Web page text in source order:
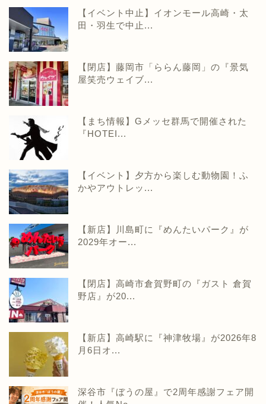
【イベント中止】イオンモール高崎・太
田・羽生で中止...
【閉店】藤岡市「ららん藤岡」の『景気
屋笑売ウェイブ...
【まち情報】Gメッセ群馬で開催された
『HOTEI...
【イベント】夕方から楽しむ動物園！ふ
かやアウトレッ...
【新店】川島町に『めんたいパーク』が
2029年オー...
【閉店】高崎市倉賀野町の『ガスト 倉賀
野店』が20...
【新店】高崎駅に『神津牧場』が2026年8
月6日オ...
深谷市『ぼうの屋』で2周年感謝フェア開